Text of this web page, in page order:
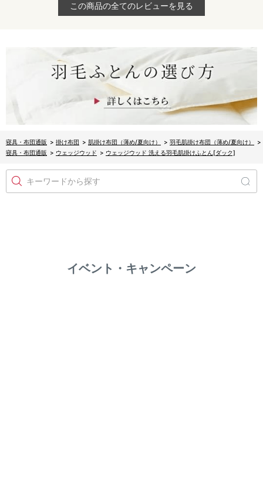
この商品の全てのレビューを見る
寝具・布団通販 > 掛け布団 > 肌掛け布団（薄め/夏向け） > 羽毛肌掛け布団（薄め/夏向け）
>
寝具・布団通販 > ウェッジウッド > ウェッジウッド 洗える羽毛肌掛けふとん[ダック]
キーワードから探す
イベント・キャンペーン